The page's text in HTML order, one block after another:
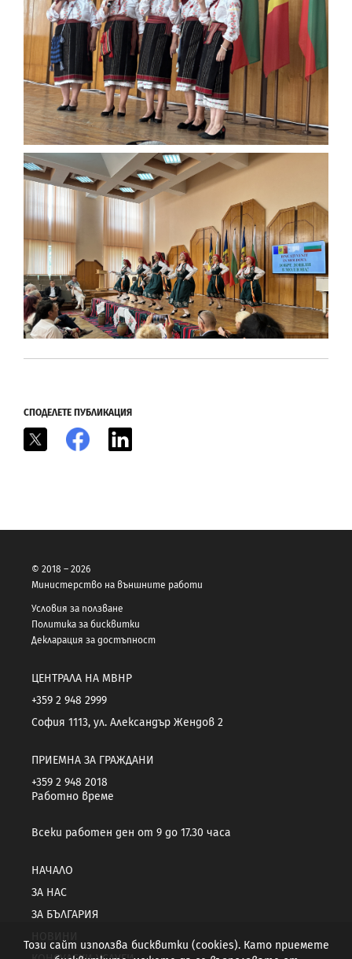
СПОДЕЛЕТЕ ПУБЛИКАЦИЯ
Facebook
© 2018 – 2026
Министерство на външните работи
Условия за ползване
Политика за бисквитки
Декларация за достъпност
ЦЕНТРАЛА НА МВНР
+359 2 948 2999
София 1113, ул. Александър Жендов 2
ПРИЕМНА ЗА ГРАЖДАНИ
+359 2 948 2018
Работно време
Всеки работен ден от 9 до 17.30 часа
НАЧАЛО
ЗА НАС
ЗА БЪЛГАРИЯ
Този сайт използва бисквитки (cookies). Като приемете